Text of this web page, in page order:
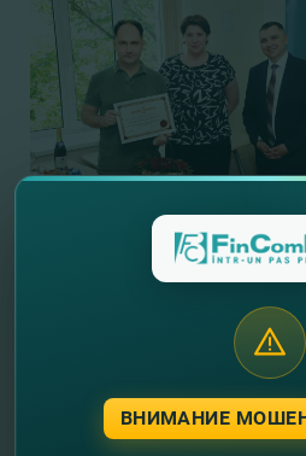
ВНИМАНИЕ